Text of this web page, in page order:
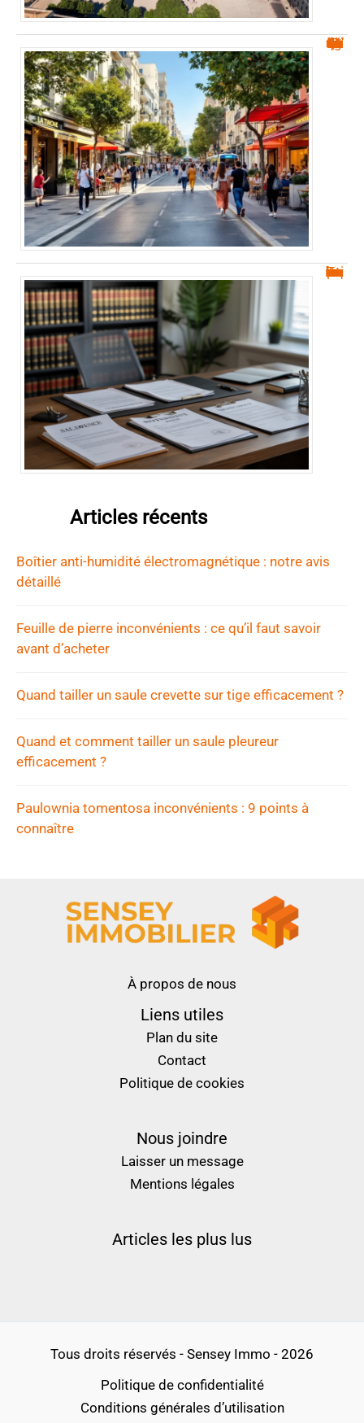
Quartier La Timone Marseille dangereux : ce qu’il faut savoir
Tout savoir sur les notarisques et leur importance
Articles récents
Boîtier anti-humidité électromagnétique : notre avis
détaillé
Feuille de pierre inconvénients : ce qu’il faut savoir
avant d’acheter
Quand tailler un saule crevette sur tige efficacement ?
Quand et comment tailler un saule pleureur
efficacement ?
Paulownia tomentosa inconvénients : 9 points à
connaître
À propos de nous
Liens utiles
Plan du site
Contact
Politique de cookies
Nous joindre
Laisser un message
Mentions légales
Articles les plus lus
Tous droits réservés - Sensey Immo - 2026
Politique de confidentialité
Conditions générales d’utilisation